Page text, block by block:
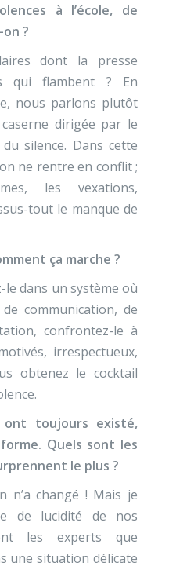
à l’école, de
?
dont la presse
qui flambent ? En
nous parlons plutôt
dirigée par le
silence. Dans cette
ne rentre en conflit ;
les vexations,
tout le manque de
ça marche ?
le dans un système où
communication, de
confrontez-le à
irrespectueux,
obtenez le cocktail
ont toujours existé,
Quels sont les
le plus ?
n’a changé ! Mais je
de lucidité de nos
les experts que
une situation délicate